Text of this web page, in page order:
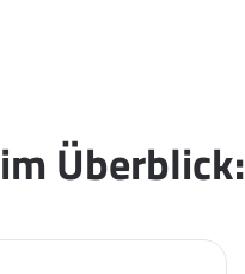
Überblick: